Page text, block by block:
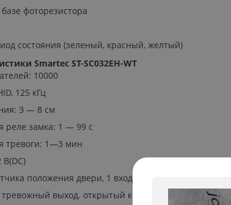
фоторезистора
состояния (зеленый, красный, желтый)
Smartec ST-SC032EH-WT
10000
125 кГц
З — 8 см
реле замка: 1 — 99 с
тревоги: 1—3 мин
В(DC)
положения двери, 1 вход для кнопки выхода
выход. открытый коллектор, до 2А, 12 В(DC)